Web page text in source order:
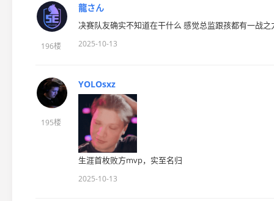
196楼
龍さん
决赛队友确实不知道在干什么 感觉总监跟孩都有一战之
2025-10-13
195楼
YOLOsxz
生涯首枚败方mvp，实至名归
2025-10-13